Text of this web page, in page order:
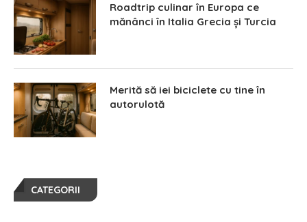
Roadtrip culinar în Europa ce
mănânci în Italia Grecia și Turcia
Merită să iei biciclete cu tine în
autorulotă
CATEGORII